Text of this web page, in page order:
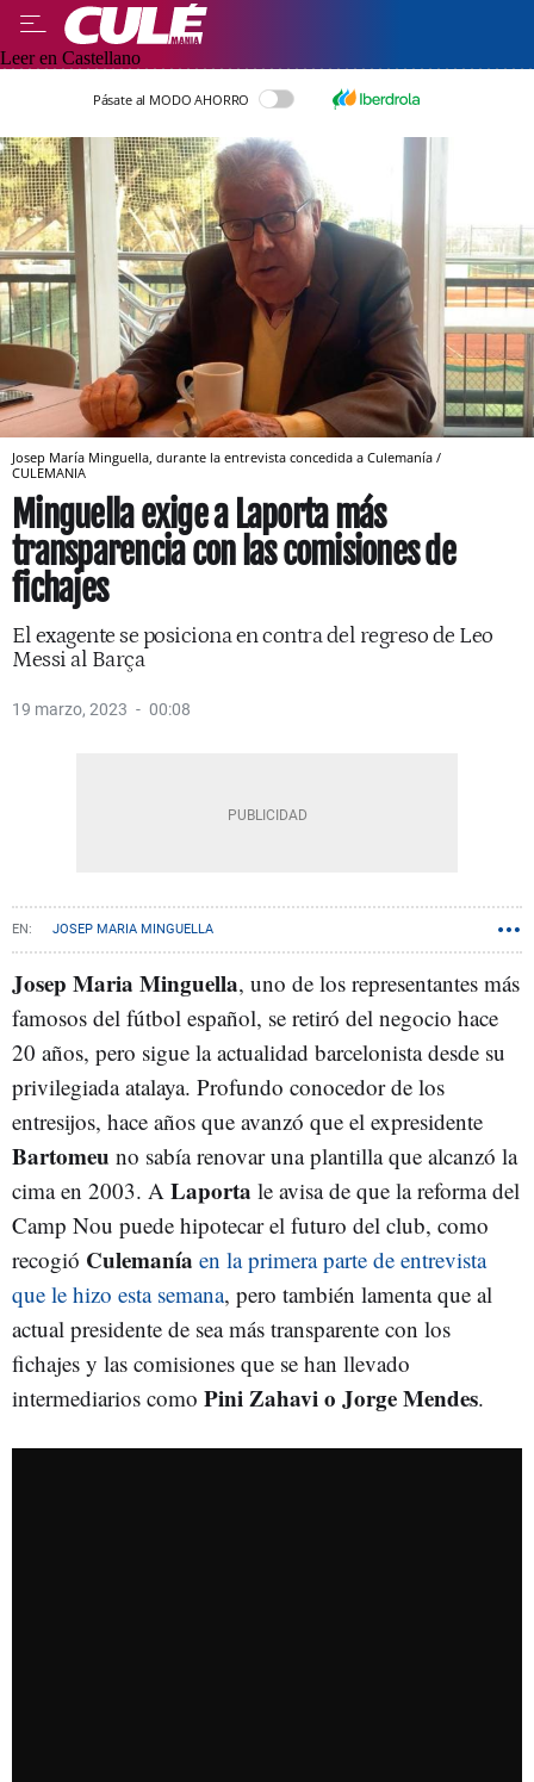
Leer en Castellano
Pásate al MODO AHORRO
Josep María Minguella, durante la entrevista concedida a Culemanía /
CULEMANIA
Minguella exige a Laporta más
transparencia con las comisiones de
fichajes
El exagente se posiciona en contra del regreso de Leo
Messi al Barça
19 marzo, 2023 00:08
JOSEP MARIA MINGUELLA
Josep Maria Minguella, uno de los representantes más
famosos del fútbol español, se retiró del negocio hace
20 años, pero sigue la actualidad barcelonista desde su
privilegiada atalaya. Profundo conocedor de los
entresijos, hace años que avanzó que el expresidente
Bartomeu no sabía renovar una plantilla que alcanzó la
cima en 2003. A Laporta le avisa de que la reforma del
Camp Nou puede hipotecar el futuro del club, como
recogió Culemanía en la primera parte de entrevista
que le hizo esta semana, pero también lamenta que al
actual presidente de sea más transparente con los
fichajes y las comisiones que se han llevado
intermediarios como Pini Zahavi o Jorge Mendes.